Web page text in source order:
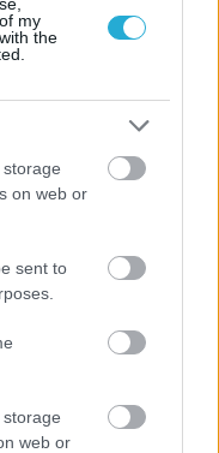
my
the
on web or
sent to
web or